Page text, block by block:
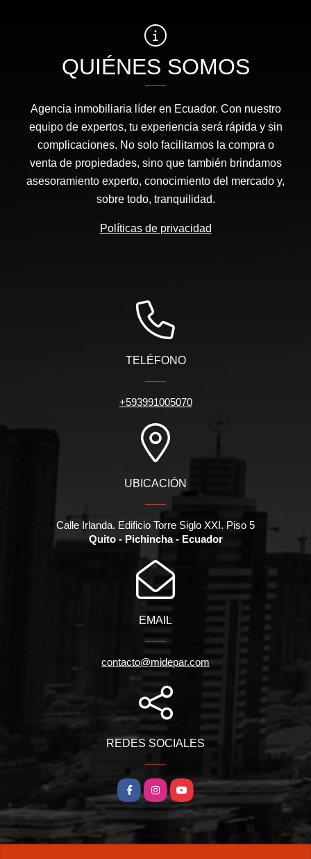
QUIÉNES SOMOS
Agencia inmobiliaria líder en Ecuador. Con nuestro
equipo de expertos, tu experiencia será rápida y sin
complicaciones. No solo facilitamos la compra o
venta de propiedades, sino que también brindamos
asesoramiento experto, conocimiento del mercado y,
sobre todo, tranquilidad.
Políticas de privacidad
TELÉFONO
+593991005070
UBICACIÓN
Calle Irlanda. Edificio Torre Siglo XXI. Piso 5
Quito - Pichincha - Ecuador
EMAIL
contacto@midepar.com
REDES SOCIALES
FacebookInstagramYouTube